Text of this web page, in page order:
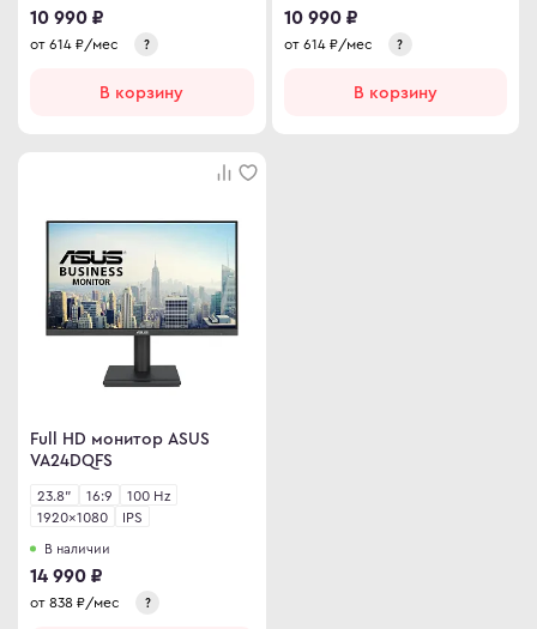
10 990 ₽
от 614 ₽/мес ?
В корзину
10 990 ₽
от 614₽/мес ?
В корзину
Full HD монитор ASUS
VA24DQFS
23.8" 16:9
100 Hz
1920×1080
IPS
В наличии
14 990 ₽
от 838 ₽/мес ?